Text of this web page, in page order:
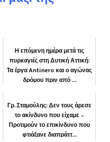
Η επόμενη ημέρα μετά τις
πυρκαγιές στη Δυτική Αττική:
Τα έργα Antinero και ο αγώνας
δρόμου πριν από ...
Γρ. Σταμούλης: Δεν τους άρεσε
το ακίνδυνο που είχαμε –
Προτιμούν το επικίνδυνο που
φτιάξανε διαπράττ...